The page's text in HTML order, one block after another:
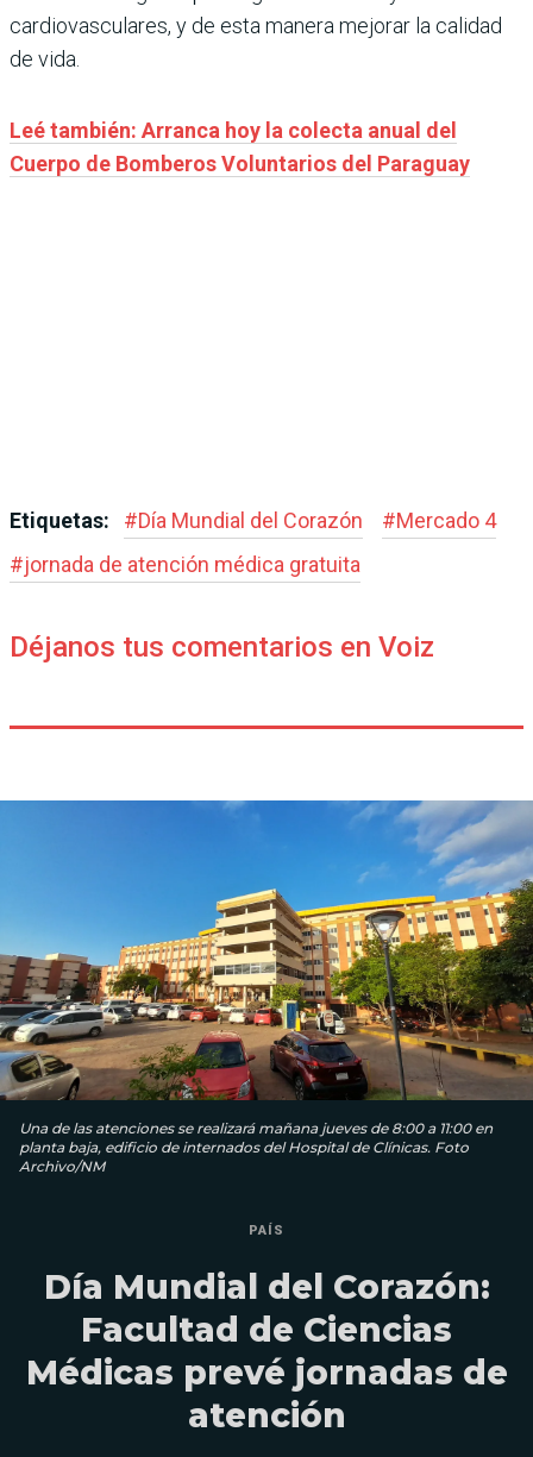
cardiovasculares, y de esta manera mejorar la calidad
de vida.
Leé también: Arranca hoy la colecta anual del
Cuerpo de Bomberos Voluntarios del Paraguay
Etiquetas: #Día Mundial del Corazón #Mercado 4
#jornada de atención médica gratuita
Déjanos tus comentarios en Voiz
Una de las atenciones se realizará mañana jueves de 8:00 a 11:00 en
planta baja, edificio de internados del Hospital de Clínicas. Foto
Archivo/NM
PAÍS
Día Mundial del Corazón:
Facultad de Ciencias
Médicas prevé jornadas de
atención